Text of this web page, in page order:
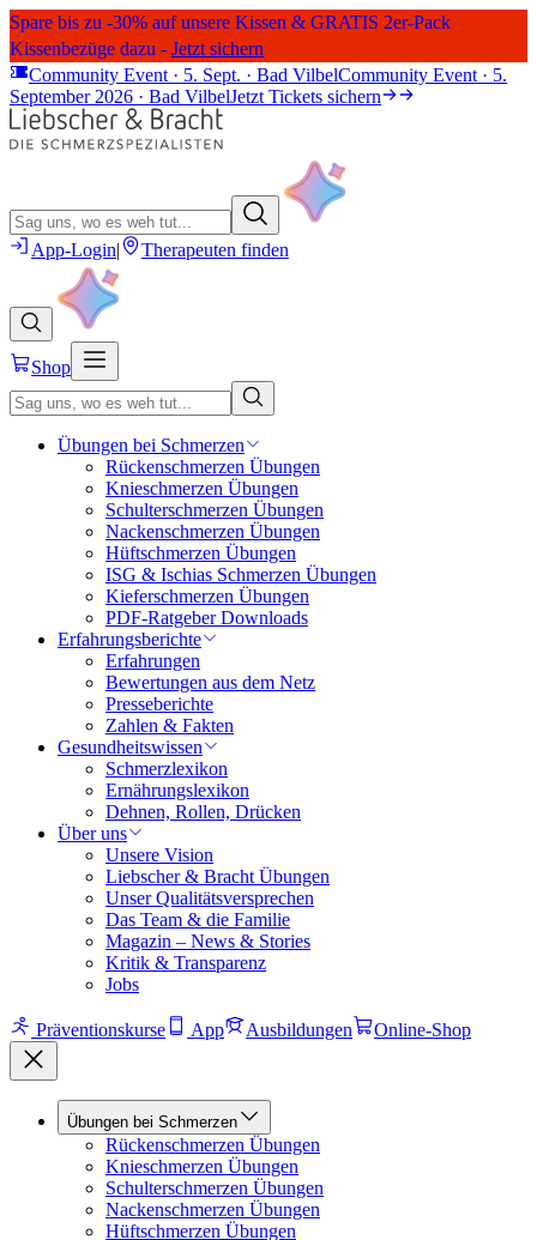
Spare bis zu -30% auf unsere Kissen & GRATIS 2er-Pack
Kissenbezüge dazu - Jetzt sichern
Community Event · 5. Sept. · Bad VilbelCommunity Event · 5.
September 2026 · Bad VilbelJetzt Tickets sichern
App-Login| Therapeuten finden
Shop
Übungen bei Schmerzen
Rückenschmerzen Übungen
Knieschmerzen Übungen
Schulterschmerzen Übungen
Nackenschmerzen Übungen
Hüftschmerzen Übungen
ISG & Ischias Schmerzen Übungen
Kieferschmerzen Übungen
PDF-Ratgeber Downloads
Erfahrungsberichte
Erfahrungen
Bewertungen aus dem Netz
Presseberichte
Zahlen & Fakten
Gesundheitswissen
Schmerzlexikon
Ernährungslexikon
Dehnen, Rollen, Drücken
Über uns
Unsere Vision
Liebscher & Bracht Übungen
Unser Qualitätsversprechen
Das Team & die Familie
Magazin – News & Stories
Kritik & Transparenz
Jobs
Präventionskurse App Ausbildungen Online-Shop
Übungen bei Schmerzen
Rückenschmerzen Übungen
Knieschmerzen Übungen
Schulterschmerzen Übungen
Nackenschmerzen Übungen
Hüftschmerzen Übungen